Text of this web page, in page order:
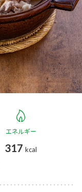
ん酢
用調味料
れ
中華エネルギー
317 kcal